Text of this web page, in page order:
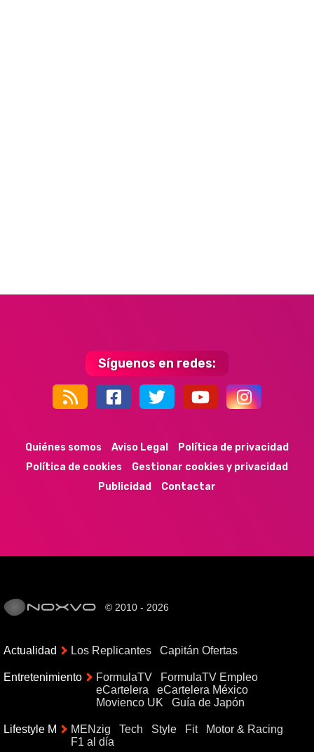
Síguenos en redes:
Quiénes somos Aviso Legal
Política de privacidad
Política de cookies
Gestionar cookies y privacidad
Publicidad
Contactar
© 2010 - 2026
Actualidad Los Replicantes Capitán Ofertas
Entretenimiento FormulaTV
FormulaTV Empleo
eCartelera
eCartelera México
Movienco UK
Guía de Japón
Lifestyle M MENzig Tech Style Fit
Motor & Racing
F1 al día